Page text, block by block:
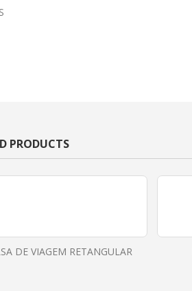
PRODUCTS
DE VIAGEM RETANGULAR